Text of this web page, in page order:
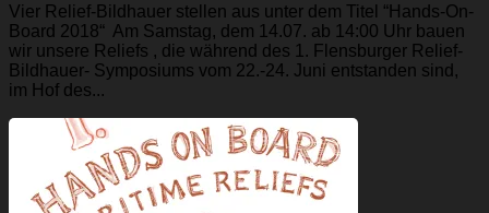
Vier Relief-Bildhauer stellen aus unter dem Titel “Hands-On-
Board 2018“ Am Samstag, dem 14.07. ab 14:00 Uhr bauen
wir unsere Reliefs , die während des 1. Flensburger Relief-
Bildhauer- Symposiums vom 22.-24. Juni entstanden sind,
im Hof des...